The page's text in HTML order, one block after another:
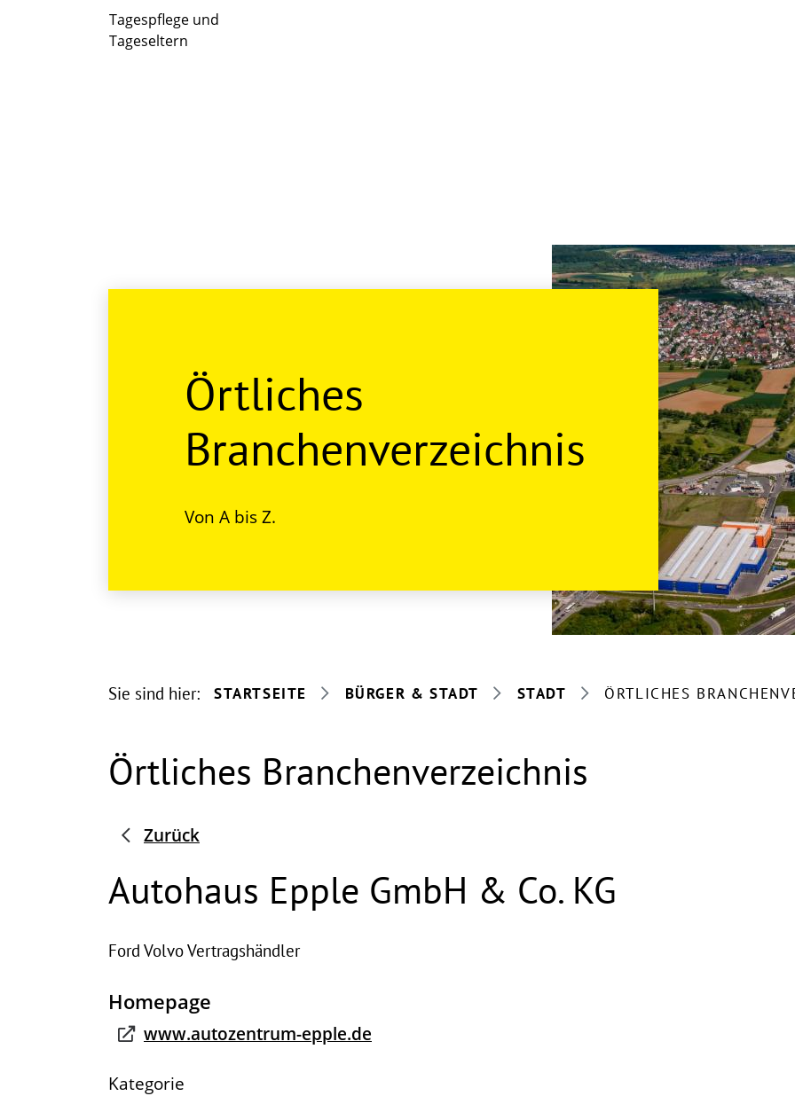
Tagespflege und
Tageseltern
Örtliches
Branchenverzeichnis
Von A bis Z.
Sie sind hier: STARTSEITE BÜRGER & STADT STADT ÖRTLICHES
Örtliches Branchenverzeichnis
Zurück
Autohaus Epple GmbH & Co. KG
Ford Volvo Vertragshändler
Homepage
www.autozentrum-epple.de